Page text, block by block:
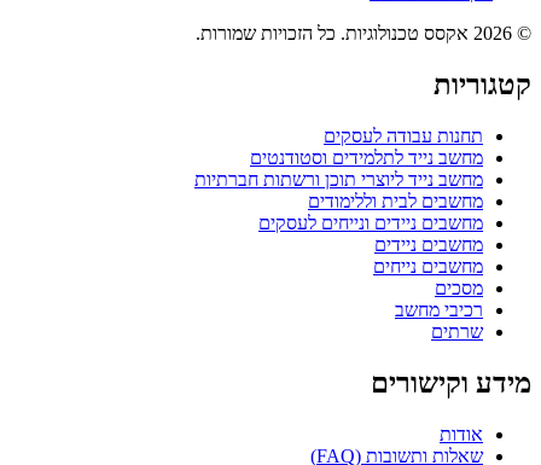
© 2026 אקסס טכנולוגיות. כל הזכויות שמורות.
קטגוריות
תחנות עבודה לעסקים
מחשב נייד לתלמידים וסטודנטים
מחשב נייד ליוצרי תוכן ורשתות חברתיות
מחשבים לבית וללימודים
מחשבים ניידים ונייחים לעסקים
מחשבים ניידים
מחשבים נייחים
מסכים
רכיבי מחשב
שרתים
מידע וקישורים
אודות
שאלות ותשובות (FAQ)